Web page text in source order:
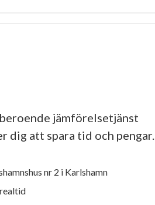
jämförelsetjänst
dig att spara tid och pengar.
nr 2 i Karlshamn